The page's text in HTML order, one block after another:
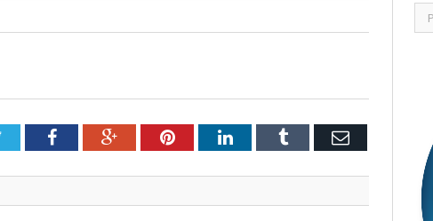
TwitterFacebookGoogle+PinterestLinkedInTumblr Email